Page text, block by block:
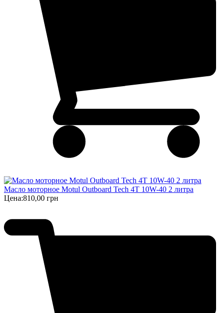
Масло моторное Motul Outboard Tech 4T 10W-40 2 литра
Цена:810,00 грн